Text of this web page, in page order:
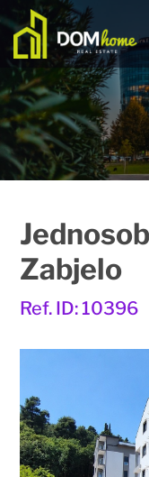
Zabjelo
Ref. ID: 10396